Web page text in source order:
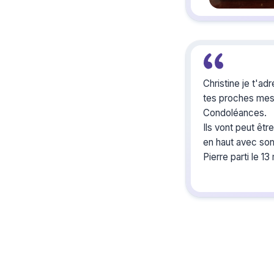
Christine je
tes proches
Condoléances.
Ils vont peut
en haut avec
Pierre parti le 13
Monique